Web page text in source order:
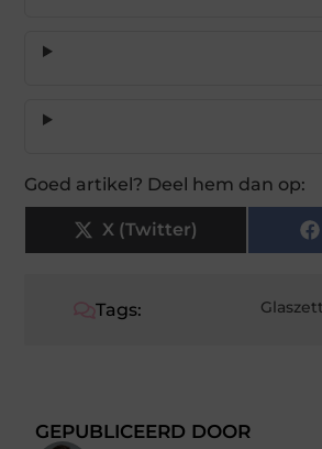
Goed artikel? Deel hem dan op:
X (Twitter)
Tags:
GEPUBLICEERD DOOR